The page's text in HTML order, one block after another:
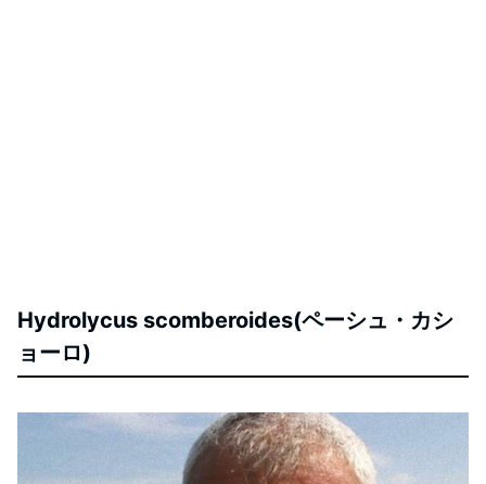
Hydrolycus scomberoides(ペーシュ・カシ
ョーロ)